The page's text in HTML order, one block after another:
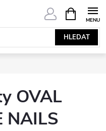
HLEDAT
NÁKUPNÍ
KOŠÍK
OVAL
NAILS